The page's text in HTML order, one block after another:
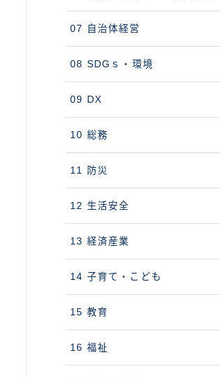
07 自治体経営
08 SDGｓ・環境
09 DX
10 総務
11 防災
12 生活安全
13 経済産業
14 子育て・こども
15 教育
16 福祉